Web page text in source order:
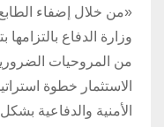
«من خلال إضفاء
وزارة الدفاع
من المروحيات
الاستثمار خطوة
الأمنية والدفاعية